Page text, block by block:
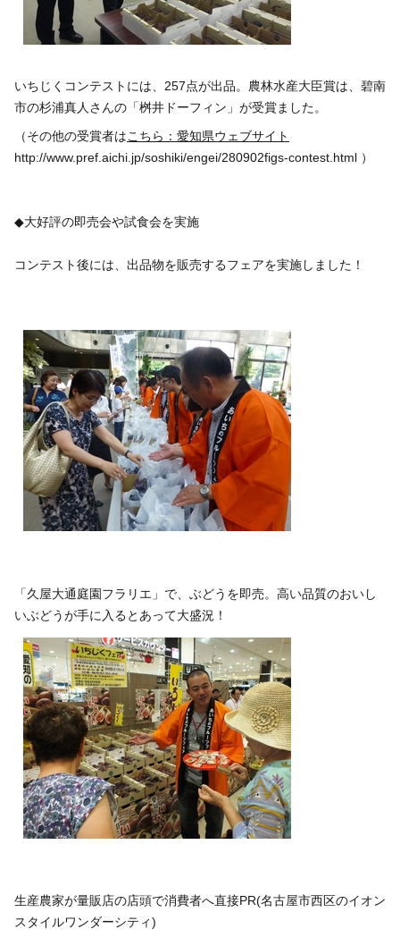
いちじくコンテストには、257点が出品。農林水産大臣賞は、碧南
市の杉浦真人さんの「桝井ドーフィン」が受賞ました。
（その他の受賞者はこちら：愛知県ウェブサイト
http://www.pref.aichi.jp/soshiki/engei/280902figs-contest.html ）
◆大好評の即売会や試食会を実施
コンテスト後には、出品物を販売するフェアを実施しました！
「久屋大通庭園フラリエ」で、ぶどうを即売。高い品質のおいし
いぶどうが手に入るとあって大盛況！
生産農家が量販店の店頭で消費者へ直接PR(名古屋市西区のイオン
スタイルワンダーシティ)